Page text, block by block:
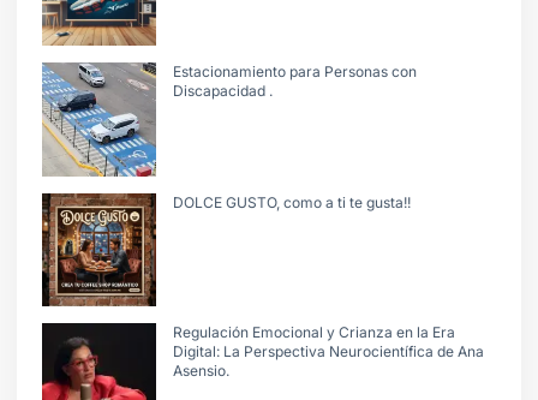
Estacionamiento para Personas con
Discapacidad .
DOLCE GUSTO, como a ti te gusta!!
Regulación Emocional y Crianza en la Era
Digital: La Perspectiva Neurocientífica de Ana
Asensio.